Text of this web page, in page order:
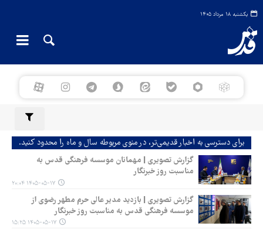
یکشنبه ۱۸ مرداد ۱۴۰۵
برای دسترسی به اخبار قدیمی‌تر، در منوی مربوطه سال و ماه را محدود کنید.
گزارش تصویری | مهمانان موسسه فرهنگی قدس به
مناسبت روز خبرنگار
۱۴۰۵-۰۵-۱۷ ۲۰:۰۴
گزارش تصویری | بازدید مدیر عالی حرم مطهر رضوی از
موسسه فرهنگی قدس به مناسبت روز خبرنگار
۱۴۰۵-۰۵-۱۷ ۱۵:۲۵